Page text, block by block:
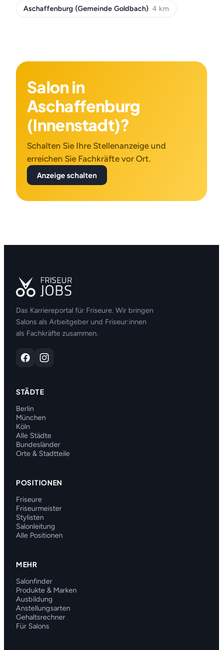
Aschaffenburg (Gemeinde Goldbach) 4 km
Salon in
Aschaffenburg
(Innenstadt)?
Schalten Sie Ihre Stellenanzeige und
erreichen Sie Fachkräfte vor Ort.
Anzeige schalten
Das Karriereportal für Friseure. Wir bringen
Salons als Arbeitgeber und Friseur:innen
als Fachkräfte zusammen.
STÄDTE
Berlin
München
Köln
Alle Städte
Bundesländer
Orte & Stadtteile
POSITIONEN
Friseure
Friseurmeister
Stylisten
Salonleitung
Alle Positionen
MEHR
Salonfinder
Produkte & Marken
Ausbildung
Anstellungsarten
Gehaltsrechner
Für Salons